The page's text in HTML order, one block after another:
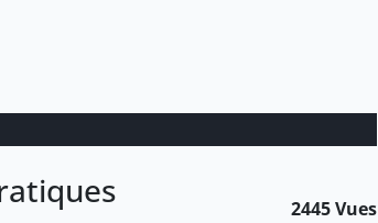
2445 Vues